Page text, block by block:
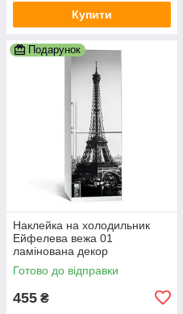
Купити
Подарунок
Наклейка на холодильник
Ейфелева вежа 01
ламінована декор
холодильників наклейки з
принтом 600х1800 мм
Готово до відправки
455 ₴